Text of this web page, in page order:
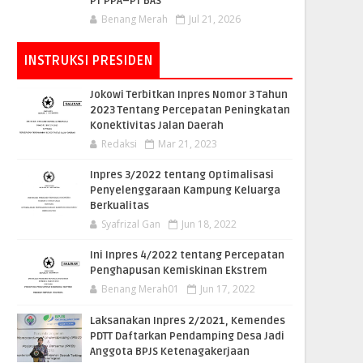
Benang Merah Jul 21, 2026
INSTRUKSI PRESIDEN
Jokowi Terbitkan Inpres Nomor 3 Tahun
2023 Tentang Percepatan Peningkatan
Konektivitas Jalan Daerah
Redaksi Mar 21, 2023
Inpres 3/2022 tentang Optimalisasi
Penyelenggaraan Kampung Keluarga
Berkualitas
Syafrizal Gan Jun 18, 2022
Ini Inpres 4/2022 tentang Percepatan
Penghapusan Kemiskinan Ekstrem
Benang Merah01 Jun 17, 2022
Laksanakan Inpres 2/2021, Kemendes
PDTT Daftarkan Pendamping Desa Jadi
Anggota BPJS Ketenagakerjaan